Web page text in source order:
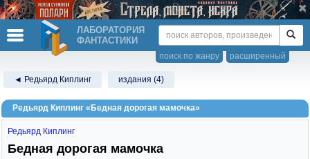
ЛАБОРАТОРИЯ
ФАНТАСТИКИ
расширенный
поиск по жанру
◄ Редьярд Киплинг издания (4)
Редьярд Киплинг «Бедная дорогая мамочка»
Редьярд Киплинг
Бедная дорогая мамочка